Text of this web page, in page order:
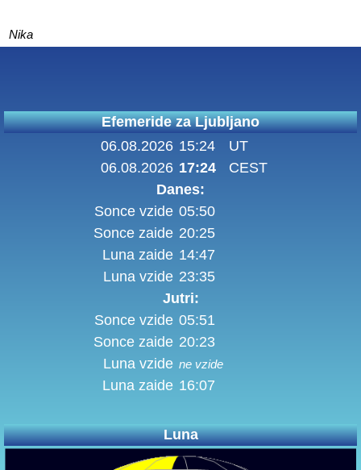
Nika
Efemeride za Ljubljano
06.08.2026 15:24
UT
06.08.2026 17:24
CEST
Danes:
Sonce vzide 05:50
Sonce zaide 20:25
Luna zaide 14:47
Luna vzide 23:35
Jutri:
Sonce vzide 05:51
Sonce zaide 20:23
Luna vzide ne vzide
Luna zaide 16:07
Luna